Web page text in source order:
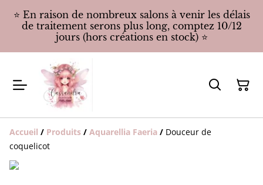
⭐️ En raison de nombreux salons à venir les délais
de traitement serons plus long, comptez 10/12
jours (hors créations en stock) ⭐️
Accueil / Produits / Aquarellia Faeria / Douceur de
coquelicot